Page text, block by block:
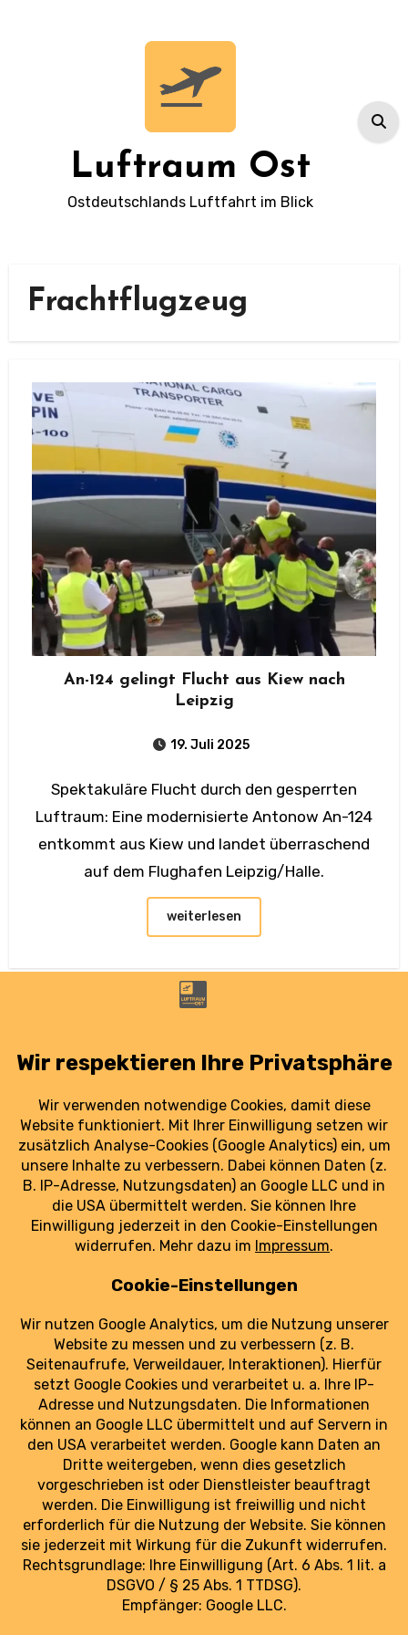
Luftraum Ost
Ostdeutschlands Luftfahrt im Blick
Frachtflugzeug
An-124 gelingt Flucht aus Kiew nach
Leipzig
19. Juli 2025
Spektakuläre Flucht durch den gesperrten
Luftraum: Eine modernisierte Antonow An-124
entkommt aus Kiew und landet überraschend
auf dem Flughafen Leipzig/Halle.
weiterlesen
Antonov An-225: Zerstörter Traum bleibt
unvergessen
1. März 2022
Die Antonov An-225 faszinierte weltweit.
Heute bleibt von ihr vor allem eines: die
Erinnerung an einen Traum, der höher flog als
jedes Flugzeug.
weiterlesen